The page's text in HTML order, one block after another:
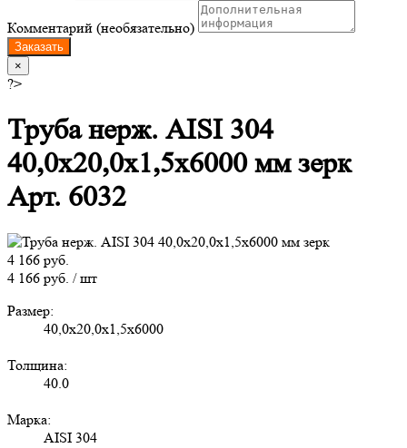
Комментарий (необязательно)
Заказать
×
?>
Труба нерж. AISI 304
40,0х20,0х1,5х6000 мм зерк
Арт. 6032
4 166 руб.
4 166 руб. / шт
Размер:
40,0х20,0х1,5х6000
Толщина:
40.0
Марка:
AISI 304